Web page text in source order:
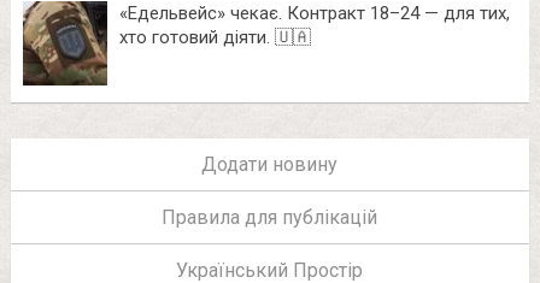
«Едельвейс» чекає. Контракт 18–24 — для тих,
хто готовий діяти. 🇺🇦
Додати новину
Правила для публікацій
Український Простір